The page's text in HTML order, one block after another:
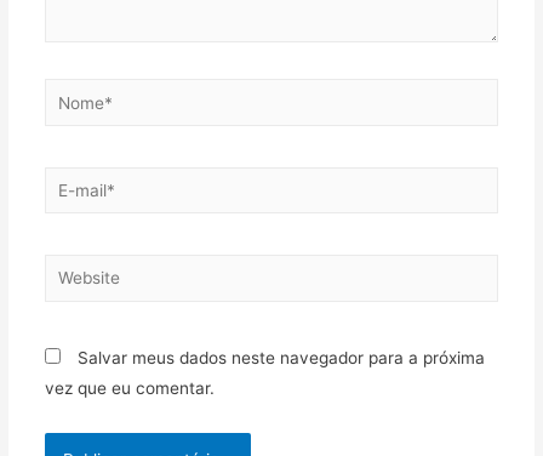
Salvar meus dados neste navegador para a próxima
vez que eu comentar.